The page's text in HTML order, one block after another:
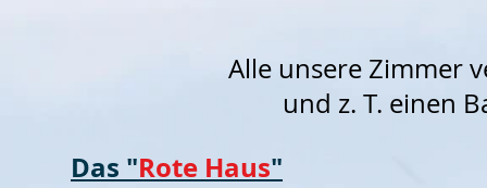
Alle unsere Zimmer
und z. T. einen
Das "Rote Haus"